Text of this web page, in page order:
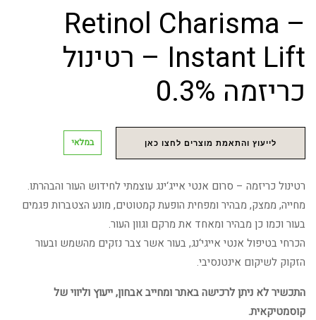
Retinol Charisma –
Instant Lift – רטינול
כריזמה 0.3%
לייעוץ והתאמת מוצרים לחצו כאן במלאי
רטינול כריזמה – סרום אנטי אייג‘ינג עוצמתי לחידוש העור והבהרתו.
מחייה, ממצק, מבהיר ומפחית הופעת קמטוטים, מונע הצטברות פגמים
בעור וכמו כן מבהיר ומאחד את מרקם וגוון העור.
הכרחי בטיפול אנטי אייגי‘נג, בעור אשר צבר נזקים מהשמש ובעור
הזקוק לשיקום אינטנסיבי.
התכשיר לא ניתן לרכישה באתר ומחייב אבחון, ייעוץ וליווי של
קוסמטיקאית.